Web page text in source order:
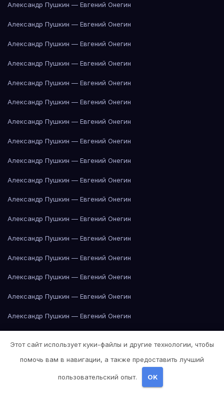
Александр Пушкин — Евгений Онегин
Александр Пушкин — Евгений Онегин
Александр Пушкин — Евгений Онегин
Александр Пушкин — Евгений Онегин
Александр Пушкин — Евгений Онегин
Александр Пушкин — Евгений Онегин
Александр Пушкин — Евгений Онегин
Александр Пушкин — Евгений Онегин
Александр Пушкин — Евгений Онегин
Александр Пушкин — Евгений Онегин
Александр Пушкин — Евгений Онегин
Александр Пушкин — Евгений Онегин
Александр Пушкин — Евгений Онегин
Александр Пушкин — Евгений Онегин
Александр Пушкин — Евгений Онегин
Александр Пушкин — Евгений Онегин
Александр Пушкин — Евгений Онегин
Александр Пушкин — Евгений Онегин
Этот сайт использует куки-файлы и другие технологии, чтобы
помочь вам в навигации, а также предоставить лучший
пользовательский опыт. OK